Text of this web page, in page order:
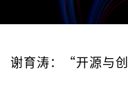
谢育涛：“开源与